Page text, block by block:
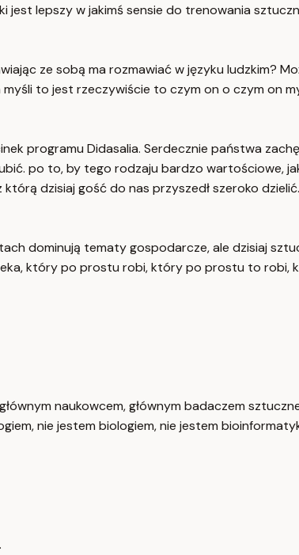
jest lepszy w jakimś sensie do trenowania
ze sobą ma rozmawiać w języku ludzkim?
to jest rzeczywiście to czym on o czym on
programu Didasalia. Serdecznie państwa
po to, by tego rodzaju bardzo wartościowe,
dzisiaj gość do nas przyszedł szeroko
dominują tematy gospodarcze, ale dzisiaj
który po prostu robi, który po prostu to robi,
naukowcem, głównym badaczem
nie jestem biologiem, nie jestem